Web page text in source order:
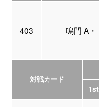
403 鳴門 A・
対戦カード
1st